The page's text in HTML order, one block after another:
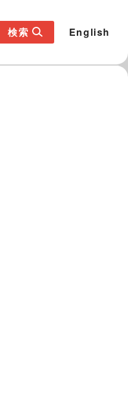
検索 English